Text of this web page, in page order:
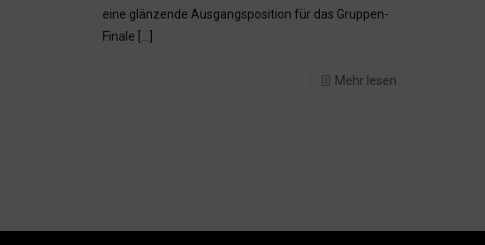
eine glänzende Ausgangsposition für das Gruppen-
Finale
Mehr lesen